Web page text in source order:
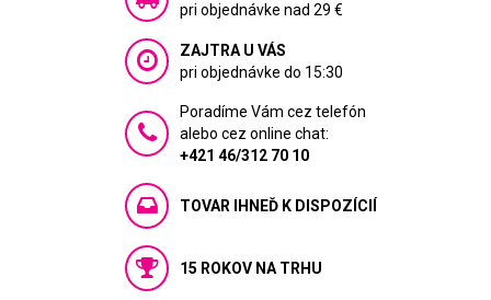
pri objednávke nad 29 €
ZAJTRA U VÁS
pri objednávke do 15:30
Poradíme Vám cez telefón
alebo cez online chat:
+421 46/312 70 10
TOVAR IHNEĎ K DISPOZÍCIÍ
15 ROKOV NA TRHU